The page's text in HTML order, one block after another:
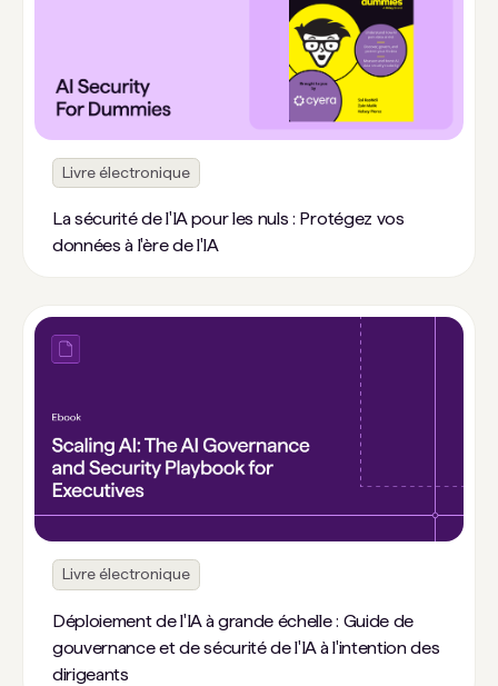
Livre électronique
La sécurité de l'IA pour les nuls : Protégez vos
données à l'ère de l'IA
Livre électronique
Déploiement de l'IA à grande échelle : Guide de
gouvernance et de sécurité de l'IA à l'intention des
dirigeants